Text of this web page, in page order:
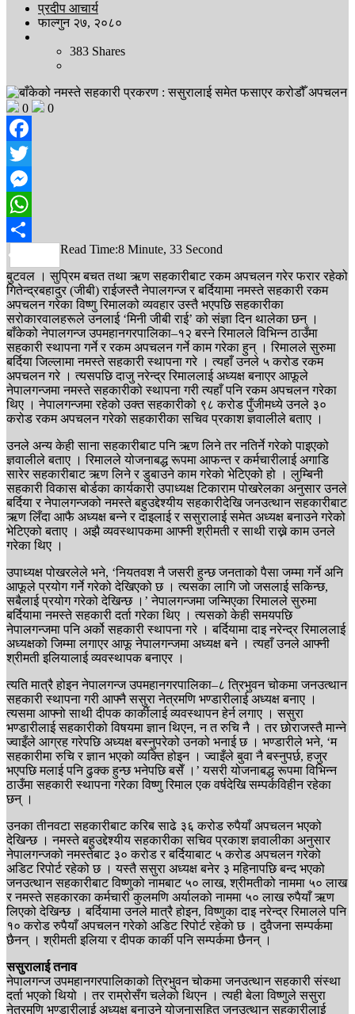
प्रदीप आचार्य
फाल्गुन २७, २०८०
383 Shares
0 0
Facebook
Twitter
Messenger
WhatsApp
Share
Read Time:8 Minute, 33 Second
बुटवल । सुप्रिम बचत तथा ऋण सहकारीबाट रकम अपचलन गरेर फरार रहेको
गितेन्द्रबहादुर (जीबी) राईजस्तै नेपालगन्ज र बर्दियामा नमस्ते सहकारी रकम
अपचलन गरेका विष्णु रिमालको व्यवहार उस्तै भएपछि सहकारीका
सरोकारवालहरूले उनलाई ‘मिनी जीबी राई’ को संज्ञा दिन थालेका छन् ।
बाँकेको नेपालगन्ज उपमहानगरपालिका–१२ बस्ने रिमालले विभिन्न ठाउँमा
सहकारी स्थापना गर्ने र रकम अपचलन गर्ने काम गरेका हुन् । रिमालले सुरुमा
बर्दिया जिल्लामा नमस्ते सहकारी स्थापना गरे । त्यहाँ उनले ५ करोड रकम
अपचलन गरे । त्यसपछि दाजु नरेन्द्र रिमाललाई अध्यक्ष बनाएर आफूले
नेपालगन्जमा नमस्ते सहकारीको स्थापना गरी त्यहाँ पनि रकम अपचलन गरेका
थिए । नेपालगन्जमा रहेको उक्त सहकारीको ९८ करोड पुँजीमध्ये उनले ३०
करोड रकम अपचलन गरेको सहकारीका सचिव प्रकाश ज्ञवालीले बताए ।
उनले अन्य केही साना सहकारीबाट पनि ऋण लिने तर नतिर्ने गरेको पाइएको
ज्ञवालीले बताए । रिमालले योजनाबद्ध रूपमा आफन्त र कर्मचारीलाई अगाडि
सारेर सहकारीबाट ऋण लिने र डुबाउने काम गरेको भेटिएको हो । लुम्बिनी
सहकारी विकास बोर्डका कार्यकारी उपाध्यक्ष टिकाराम पोखरेलका अनुसार उनले
बर्दिया र नेपालगन्जको नमस्ते बहुउद्देश्यीय सहकारीदेखि जनउत्थान सहकारीबाट
ऋण लिँदा आफै अध्यक्ष बन्ने र दाइलाई र ससुरालाई समेत अध्यक्ष बनाउने गरेको
भेटिएको बताए । अझै व्यवस्थापकमा आफ्नी श्रीमती र साथी राख्ने काम उनले
गरेका थिए ।
उपाध्यक्ष पोखरलेले भने, ‘नियतवश नै जसरी हुन्छ जनताको पैसा जम्मा गर्ने अनि
आफूले प्रयोग गर्ने गरेको देखिएको छ । त्यसका लागि जो जसलाई सकिन्छ,
सबैलाई प्रयोग गरेको देखिन्छ ।’ नेपालगन्जमा जन्मिएका रिमालले सुरुमा
बर्दियामा नमस्ते सहकारी दर्ता गरेका थिए । त्यसको केही समयपछि
नेपालगन्जमा पनि अर्को सहकारी स्थापना गरे । बर्दियामा दाइ नरेन्द्र रिमाललाई
अध्यक्षको जिम्मा लगाएर आफू नेपालगन्जमा अध्यक्ष बने । त्यहाँ उनले आफ्नी
श्रीमती इलियालाई व्यवस्थापक बनाएर ।
त्यति मात्रै होइन नेपालगन्ज उपमहानगरपालिका–८ त्रिभुवन चोकमा जनउत्थान
सहकारी स्थापना गरी आफ्नै ससुरा नेत्रमणि भण्डारीलाई अध्यक्ष बनाए ।
त्यसमा आफ्नो साथी दीपक कार्कीलाई व्यवस्थापन हेर्न लगाए । ससुरा
भण्डारीलाई सहकारीको विषयमा ज्ञान थिएन, न त रुचि नै । तर छोराजस्तै मान्ने
ज्वाइँले आग्रह गरेपछि अध्यक्ष बस्नुपरेको उनको भनाई छ । भण्डारीले भने, ‘म
सहकारीमा रुचि र ज्ञान भएको व्यक्ति होइन । ज्वाइँले बुवा नै बस्नुपर्छ, हजुर
भएपछि मलाई पनि ढुक्क हुन्छ भनेपछि बसेँ ।’ यसरी योजनाबद्ध रूपमा विभिन्न
ठाउँमा सहकारी स्थापना गरेका विष्णु रिमाल एक वर्षदेखि सम्पर्कविहीन रहेका
छन् ।
उनका तीनवटा सहकारीबाट करिब साढे ३६ करोड रुपैयाँ अपचलन भएको
देखिन्छ । नमस्ते बहुउद्देश्यीय सहकारीका सचिव प्रकाश ज्ञवालीका अनुसार
नेपालगन्जको नमस्तेबाट ३० करोड र बर्दियाबाट ५ करोड अपचलन गरेको
अडिट रिपोर्ट रहेको छ । यस्तै ससुरा अध्यक्ष बनेर ३ महिनापछि बन्द भएको
जनउत्थान सहकारीबाट विष्णुको नामबाट ५० लाख, श्रीमतीको नाममा ५० लाख
र नमस्ते सहकारका कर्मचारी कुलमणि अर्यालको नाममा ५० लाख रुपैयाँ ऋण
लिएको देखिन्छ । बर्दियामा उनले मात्रै होइन, विष्णुका दाइ नरेन्द्र रिमालले पनि
१० करोड रुपैयाँ अपचलन गरेको अडिट रिपोर्ट रहेको छ । दुवैजना सम्पर्कमा
छैनन् । श्रीमती इलिया र दीपक कार्की पनि सम्पर्कमा छैनन् ।
ससुरालाई तनाव
नेपालगन्ज उपमहानगरपालिकाको त्रिभुवन चोकमा जनउत्थान सहकारी संस्था
दर्ता भएको थियो । तर राम्रोसँग चलेको थिएन । त्यही बेला विष्णुले ससुरा
नेत्रमणि भण्डारीलाई अध्यक्ष बनाउने योजनासहित जनउत्थान सहकारीलाई